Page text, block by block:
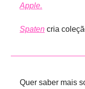
Apple.
Spaten cria
Quer saber mais